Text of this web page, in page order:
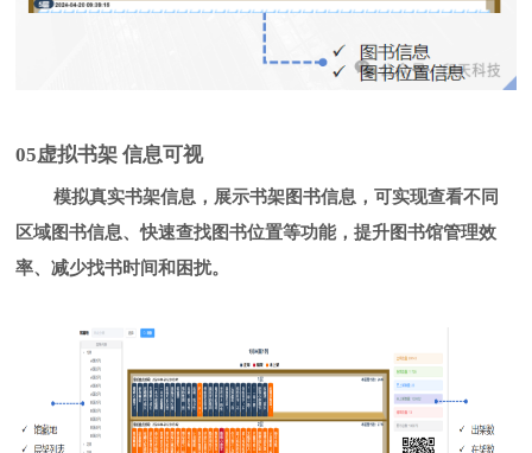
05虚拟书架 信息可视
模拟真实书架信息，展示书架图书信息，可实现查看不同
区域图书信息、快速查找图书位置等功能，提升图书馆管理效
率、减少找书时间和困扰。